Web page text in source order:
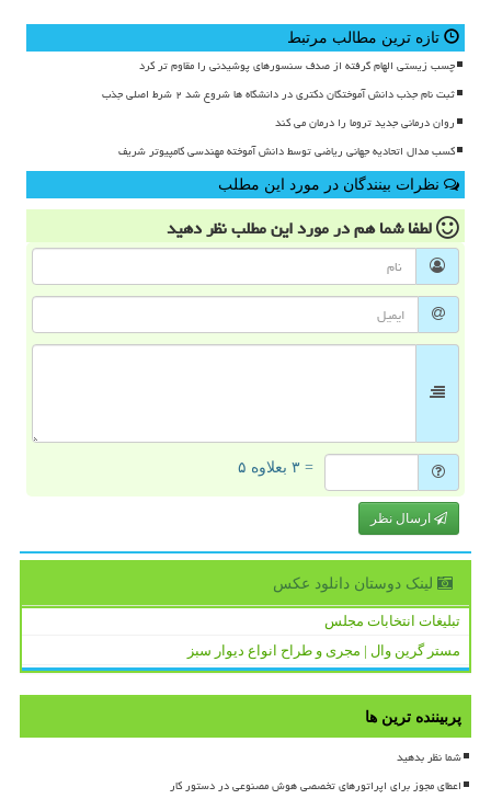
تازه ترین مطالب مرتبط
چسب زیستی الهام گرفته از صدف سنسورهای پوشیدنی را مقاوم تر کرد
ثبت نام جذب دانش آموختگان دکتری در دانشگاه ها شروع شد ۲ شرط اصلی جذب
روان درمانی جدید تروما را درمان می کند
کسب مدال اتحادیه جهانی ریاضی توسط دانش آموخته مهندسی کامپیوتر شریف
نظرات بینندگان در مورد این مطلب
لطفا شما همدر مورد این مطلبنظر دهید
= ۳ بعلاوه ۵
ارسال نظر
لینک دوستان دانلود عكس
تبلیغات انتخابات مجلس
مستر گرین وال | مجری و طراح انواع دیوار سبز
پربیننده ترین ها
شما نظر بدهید
اعطای مجوز برای اپراتورهای تخصصی هوش مصنوعی در دستور کار